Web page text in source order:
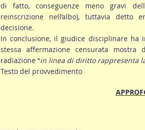
di fatto, conseguenze meno gravi
reinscrizione nell’albo), tuttavia
decisione.
In conclusione, il giudice disciplinare ha
stessa affermazione censurata
radiazione “in linea di diritto rappresenta
Testo del provvedimento